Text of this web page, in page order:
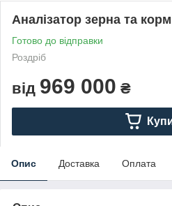
Аналізатор зерна та
Готово до відправки
Роздріб
від 969 000 ₴
Опис Доставка Оплата